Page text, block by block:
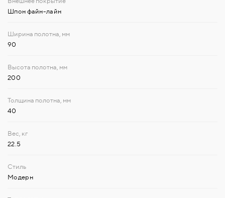
Шпон файн-лайн
90
200
40
22.5
Модерн